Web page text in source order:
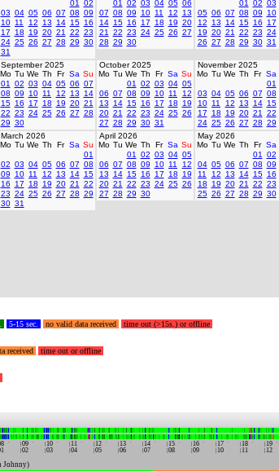
01
02
03 04 05 06 07 08 09
10 11 12 13 14 15 16
17
18 19 20 21 22 23
24 25 26 27 28 29 30
31
01
02 03 04 05 06
07 08 09 10 11 12
13
14 15 16 17 18 19 20
21
22 23 24 25 26 27
28 29 30
01
02 03
05 06 07 08 09 10
12
13 14 15 16 17
19 20 21 22 23 24
26 27 28 29 30 31
September 2025
Mo Tu We Th Fr Sa Su
01
02 03 04 05 06 07
08 09 10 11 12 13
14
15 16 17 18 19 20 21
22 23 24 25 26 27 28
29 30
October 2025
Mo Tu We Th Fr Sa Su
01
02 03 04 05
06 07 08 09 10 11
12
13
14 15 16 17 18
19
20 21 22 23 24 25 26
27 28 29 30 31
November 2025
Mo Tu We Th Fr Sa
01
03 04 05 06 07 08
10 11 12 13 14 15
17
18 19 20 21 22
24 25 26 27 28 29
March 2026
Mo Tu We Th Fr Sa Su
01
02 03 04 05 06 07 08
09
10 11 12 13 14 15
16
17 18 19 20 21
22
23 24 25 26 27 28 29
30 31
April 2026
Mo Tu We Th Fr Sa Su
01
02 03 04 05
06 07 08 09 10 11
12
13
14 15 16 17 18
19
20 21 22 23 24 25 26
27 28 29 30
May 2026
Mo Tu We Th Fr Sa
01
02
04 05 06 07 08 09
11
12 13 14 15 16
18
19 20 21 22 23
25 26 27 28 29 30
5-15 sec. no valid data received
time out (>15s.) or offline
received
time out or offline
Johnny)
09 10 11 12 13 14 15 16 17 18 19
02 03 04 05 06 07 08 09 10 11 12